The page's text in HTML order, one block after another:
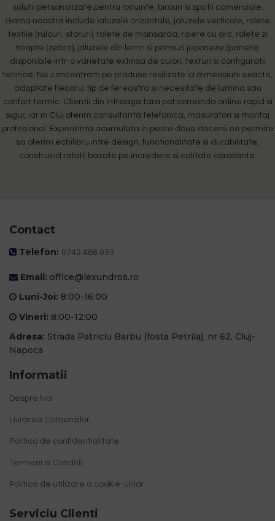
solutii personalizate pentru locuinte, birouri si spatii comerciale.
Gama noastra include jaluzele orizontale, jaluzele verticale, rolete
textile (rulouri, storuri), rolete de mansarda, rolete cu arc, rolete zi
noapte (zebra), jaluzele din lemn si panouri japoneze (panelo),
disponibile intr-o varietate extinsa de culori, texturi si configuratii
tehnice. Ne concentram pe produse realizate la dimensiuni exacte,
adaptate fiecarui tip de fereastra si necesitate de lumina sau
confort termic. Clientii din intreaga tara pot comanda online rapid si
sigur, iar in Cluj oferim consultanta telefonica, masuratori si montaj
profesional. Experienta acumulata in peste doua decenii ne permite
sa oferim echilibru intre design, functionalitate si durabilitate,
construind relatii bazate pe incredere si calitate constanta.
Contact
Telefon: 0742 486 093
Email: office@lexundros.ro
Luni-Joi: 8:00-16:00
Vineri: 8:00-12:00
Adresa: Strada Patriciu Barbu (fosta Petrila), nr 62, Cluj-
Napoca
Informatii
Despre Noi
Livrarea Comenzilor
Politica de confidentialitate
Termeni si Conditii
Politica de utilizare a cookie-urilor
Serviciu Clienti